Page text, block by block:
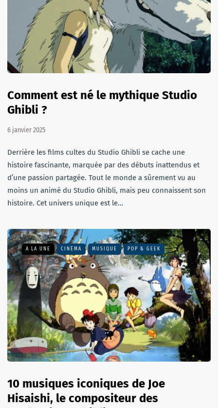
Comment est né le mythique Studio
Ghibli ?
6 janvier 2025
Derrière les films cultes du Studio Ghibli se cache une
histoire fascinante, marquée par des débuts inattendus et
d’une passion partagée. Tout le monde a sûrement vu au
moins un animé du Studio Ghibli, mais peu connaissent son
histoire. Cet univers unique est le…
A LA UNE CINÉMA MUSIQUE POP & GEEK
10 musiques iconiques de Joe
Hisaishi, le compositeur des